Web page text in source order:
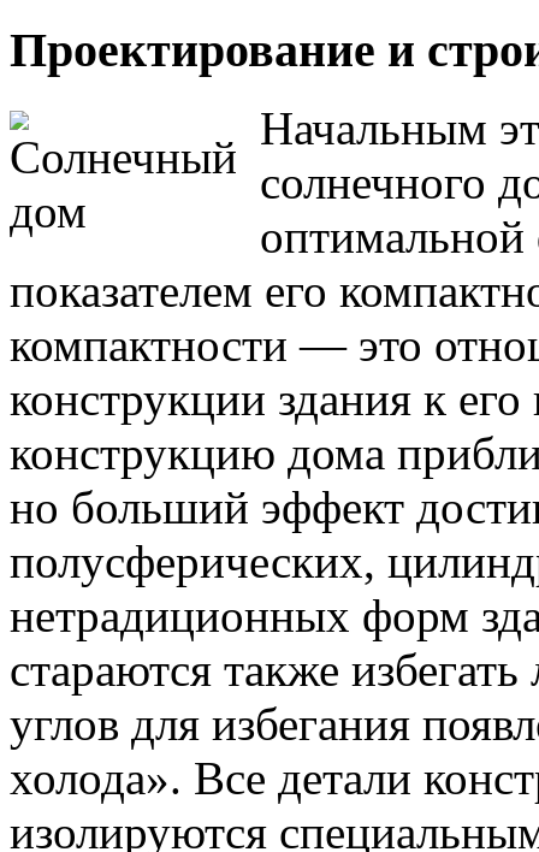
Проектирование и
Начальным
солнечного
показателем его
компактности — это
конструкции здания к
конструкцию дома
но больший эффект
полусферических,
нетрадиционных форм
стараются также
углов для избегания
холода». Все детали
изолируются